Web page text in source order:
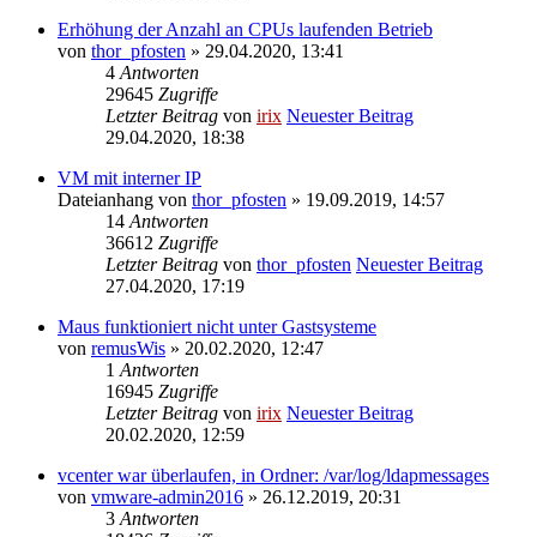
Erhöhung der Anzahl an CPUs laufenden Betrieb
von thor_pfosten » 29.04.2020, 13:41
4 Antworten
29645 Zugriffe
Letzter Beitrag von irix Neuester Beitrag
29.04.2020, 18:38
VM mit interner IP
Dateianhang von thor_pfosten » 19.09.2019, 14:57
14 Antworten
36612 Zugriffe
Letzter Beitrag von thor_pfosten Neuester Beitrag
27.04.2020, 17:19
Maus funktioniert nicht unter Gastsysteme
von remusWis » 20.02.2020, 12:47
1 Antworten
16945 Zugriffe
Letzter Beitrag von irix Neuester Beitrag
20.02.2020, 12:59
vcenter war überlaufen, in Ordner: /var/log/ldapmessages
von vmware-admin2016 » 26.12.2019, 20:31
3 Antworten